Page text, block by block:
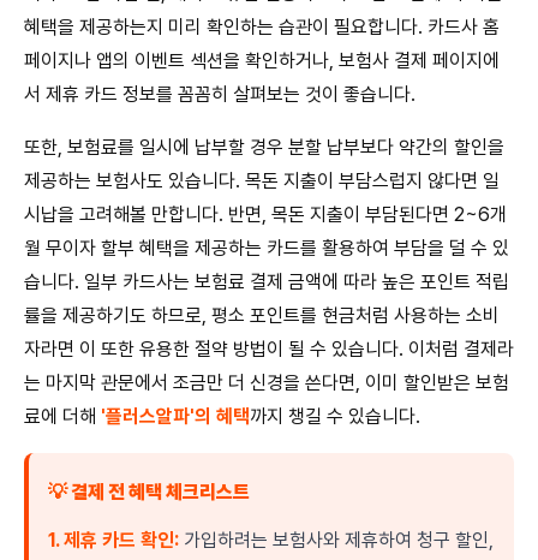
혜택을 제공하는지 미리 확인하는 습관이 필요합니다. 카드사 홈
페이지나 앱의 이벤트 섹션을 확인하거나, 보험사 결제 페이지에
서 제휴 카드 정보를 꼼꼼히 살펴보는 것이 좋습니다.
또한, 보험료를 일시에 납부할 경우 분할 납부보다 약간의 할인을
제공하는 보험사도 있습니다. 목돈 지출이 부담스럽지 않다면 일
시납을 고려해볼 만합니다. 반면, 목돈 지출이 부담된다면 2~6개
월 무이자 할부 혜택을 제공하는 카드를 활용하여 부담을 덜 수 있
습니다. 일부 카드사는 보험료 결제 금액에 따라 높은 포인트 적립
률을 제공하기도 하므로, 평소 포인트를 현금처럼 사용하는 소비
자라면 이 또한 유용한 절약 방법이 될 수 있습니다. 이처럼 결제라
는 마지막 관문에서 조금만 더 신경을 쓴다면, 이미 할인받은 보험
료에 더해 '플러스알파'의 혜택까지 챙길 수 있습니다.
💡 결제 전 혜택 체크리스트
1. 제휴 카드 확인: 가입하려는 보험사와 제휴하여 청구 할인,